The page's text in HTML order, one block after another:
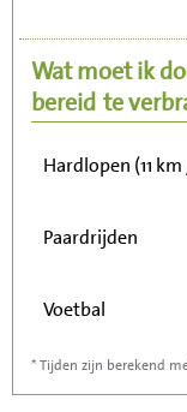
Wat moet ik
bereid te
Wandelen (5
Hardlopen (11
Paardrijden
Voetbal
Stofzuigen
* Tijden zijn berekend